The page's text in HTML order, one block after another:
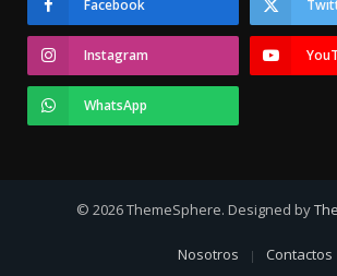
Facebook
Instagram
WhatsApp
© 2026 ThemeSphere. Designed by
Nosotros Contactos